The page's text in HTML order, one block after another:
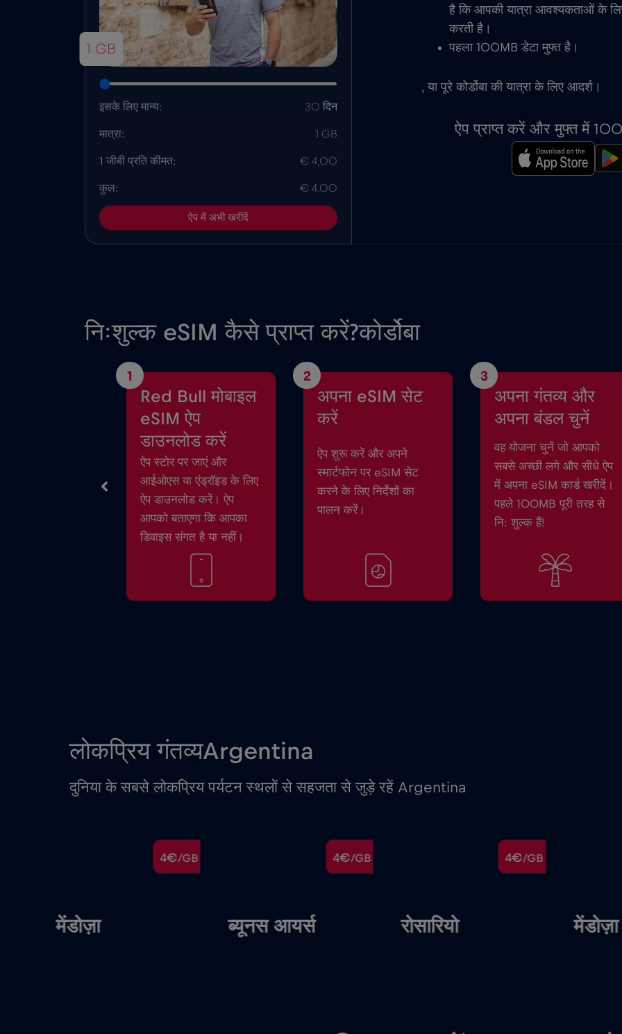
1 GB
इसके लिए मान्य: 30 दिन
मात्रा: 1 GB
1 जीबी प्रति कीमत: € 4,00
कुल: € 4.00
ऐप में अभी खरीदें
है कि आपकी यात्रा आवश्यकताओं के
करती है।
पहला 100MB डेटा मुफ्त है।
, या पूरे कोर्डोबा की यात्रा के लिए आदर्श।
ऐप प्राप्त करें और मुफ्त में
निःशुल्क eSIM कैसे प्राप्त करें?कोर्डोबा
1
Red Bull मोबाइल
eSIM ऐप
डाउनलोड करें
ऐप स्टोर पर जाएं और
आईओएस या एंड्रॉइड के लिए
ऐप डाउनलोड करें। ऐप
आपको बताएगा कि आपका
डिवाइस संगत है या नहीं।
2
अपना eSIM सेट
करें
ऐप शुरू करें और अपने
स्मार्टफोन पर eSIM सेट
करने के लिए निर्देशों का
पालन करें।
3
अपना गंतव्य और
अपना बंडल चुनें
वह योजना चुनें जो आपको
सबसे अच्छी लगे और सीधे ऐप
में अपना eSIM कार्ड खरीदें।
पहले 100MB पूरी तरह से
नि: शुल्क हैं!
लोकप्रिय गंतव्यArgentina
दुनिया के सबसे लोकप्रिय पर्यटन स्थलों से सहजता से जुड़े रहें Argentina
4€/GB
मेंडोज़ा
4€/GB
ब्यूनस आयर्स
4€/GB
रोसारियो मेंडोज़ा